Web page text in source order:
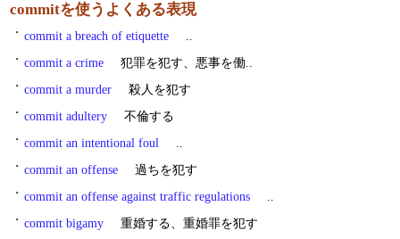
commitを使うよくある表現
・ commit a breach of etiquette
..
・ commit a crime
犯罪を犯す、悪事を働..
・ commit a murder
殺人を犯す
・ commit adultery
不倫する
・ commit an intentional foul
..
・ commit an offense
過ちを犯す
・ commit an offense against traffic regulations
..
・ commit bigamy
重婚する、重婚罪を犯す